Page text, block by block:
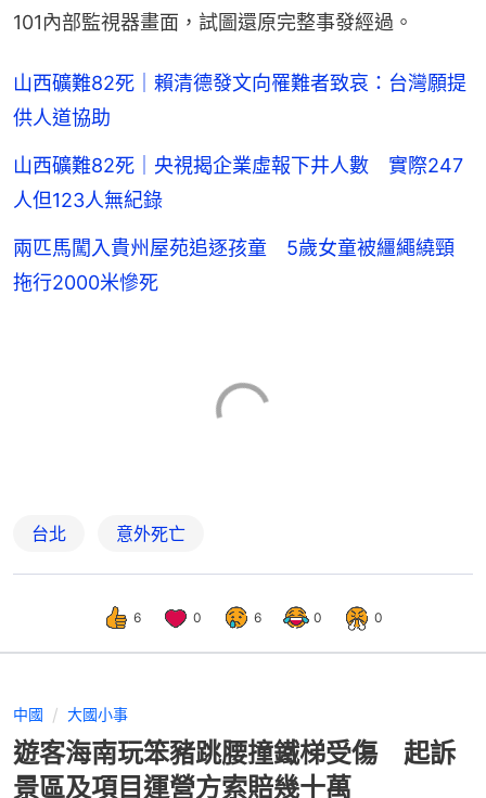
101內部監視器畫面，試圖還原完整事發經過。
山西礦難82死｜賴清德發文向罹難者致哀：台灣願提
供人道協助
山西礦難82死｜央視揭企業虛報下井人數 實際247
人但123人無紀錄
兩匹馬闖入貴州屋苑追逐孩童 5歲女童被繮繩繞頸
拖行2000米慘死
台北 意外死亡
6 0 6 0 0
中國 大國小事
遊客海南玩笨豬跳腰撞鐵梯受傷 起訴
景區及項目運營方索賠幾十萬